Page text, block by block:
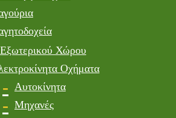
Εξωτερικού Χώρου
Οχήματα
Αυτοκίνητα
Μηχανές